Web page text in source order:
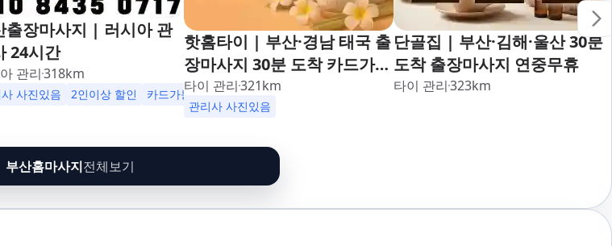
소 이벤트중
출장마사지 | 러시아 관
24시간
관리318km
사진있음 2인이상 할인 카드가능
핫홈타이 | 부산·경남 태국 출
장마사지 30분 도착 카드가능
24시해운대,사상,광안리,남포
동,구포,덕천,명지,민락,수영,
송,센텀,송도,자갈치,하단,다
대포,범일,범천,우동,마린시
타이 관리321km
관리사 사진있음
단골집 | 부산·김해·울산 30분
도착 출장마사지 연중무휴
타이 관리323km
부산홈마사지전체보기